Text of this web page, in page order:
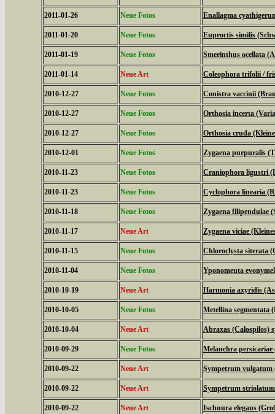
2011-01-26 Neue Fotos Enallagma
2011-01-20 Neue Fotos Euproctis similis
2011-01-19 Neue Fotos Smerinthus ocellata
2011-01-14 Neue Art Coleophora trifolii /
2010-12-27 Neue Fotos Conistra vaccinii
2010-12-27 Neue Fotos Orthosia incerta
2010-12-27 Neue Fotos Orthosia cruda
2010-12-01 Neue Fotos Zygaena purpuralis
2010-11-23 Neue Fotos Craniophora ligustri
2010-11-23 Neue Fotos Cyclophora linearia
2010-11-18 Neue Fotos Zygaena filipendulae
2010-11-17 Neue Art Zygaena viciae
2010-11-15 Neue Fotos Chloroclysta siterata
2010-11-04 Neue Fotos Yponomeuta
2010-10-19 Neue Art Harmonia axyridis
2010-10-05 Neue Fotos Metellina segmentata
2010-10-04 Neue Art Abraxas (Calospilos)
2010-09-29 Neue Fotos Melanchra
2010-09-22 Neue Art Sympetrum vulgatum
2010-09-22 Neue Art Sympetrum
2010-09-22 Neue Art Ischnura elegans